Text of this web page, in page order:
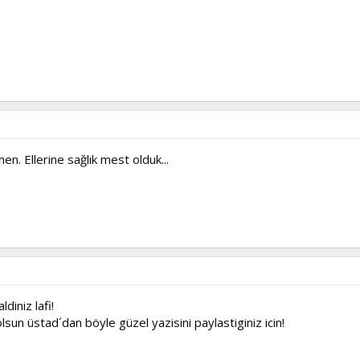
Ellerine sağlık mest olduk...
lafi!
üstad´dan böyle güzel yazisini paylastiginiz icin!